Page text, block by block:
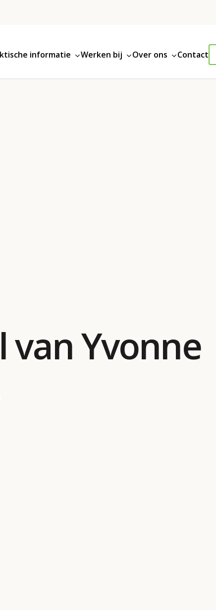
informatie Werken bij Over ons Contact
van Yvonne